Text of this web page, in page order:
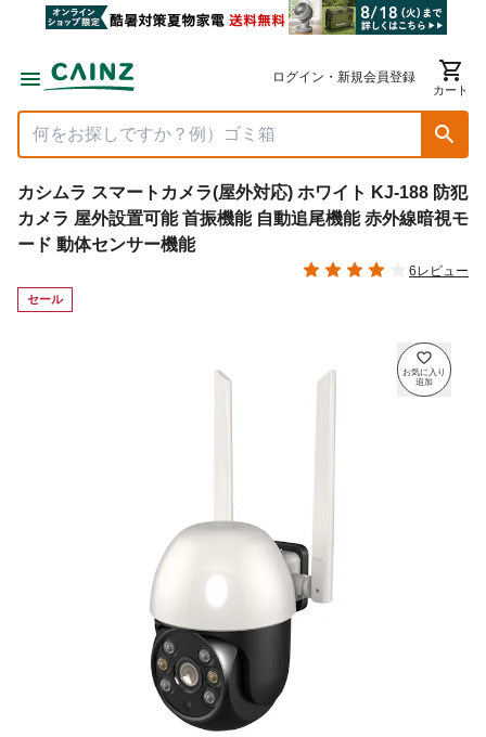
ログイン・新規会員登録
カート
カシムラ スマートカメラ(屋外対応) ホワイト KJ-188 防犯
カメラ 屋外設置可能 首振機能 自動追尾機能 赤外線暗視モ
ード 動体センサー機能
6レビュー
セール